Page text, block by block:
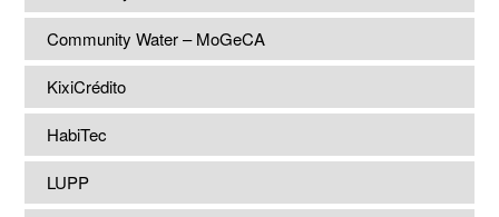
Community Water – MoGeCA
KixiCrédito
HabiTec
LUPP